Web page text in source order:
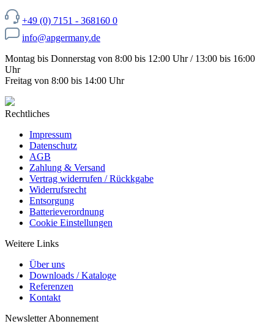
+49 (0) 7151 - 368160 0
info@apgermany.de
Montag bis Donnerstag von 8:00 bis 12:00 Uhr / 13:00 bis 16:00
Uhr
Freitag von 8:00 bis 14:00 Uhr
Rechtliches
Impressum
Datenschutz
AGB
Zahlung & Versand
Vertrag widerrufen / Rückkgabe
Widerrufsrecht
Entsorgung
Batterieverordnung
Cookie Einstellungen
Weitere Links
Über uns
Downloads / Kataloge
Referenzen
Kontakt
Newsletter Abonnement